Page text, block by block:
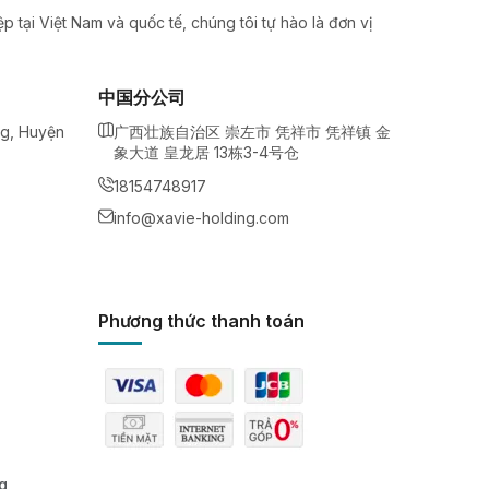
tại Việt Nam và quốc tế, chúng tôi tự hào là đơn vị
Huyện
中国分公司
广西壮族自治区 崇左市 凭祥市 凭祥镇 金
象大道 皇龙居 13栋3-4号仓
18154748917
info@xavie-holding.com
Phương thức thanh toán